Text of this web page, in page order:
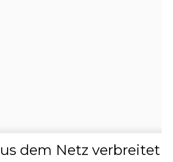
dem Netz verbreitet